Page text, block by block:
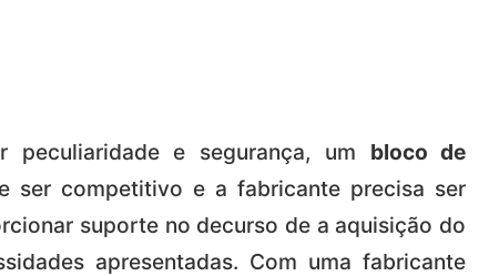
peculiaridade e segurança, um bloco de
ser competitivo e a fabricante precisa ser
suporte no decurso de a aquisição do
apresentadas. Com uma fabricante